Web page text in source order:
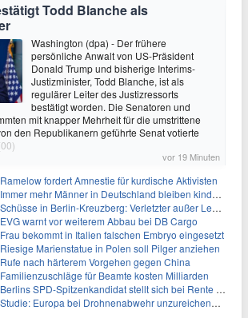
Todd Blanche als
Washington (dpa) - Der frühere
persönliche Anwalt von US-Präsident
Donald Trump und bisherige Interims-
Justizminister, Todd Blanche, ist als
regulärer Leiter des Justizressorts
bestätigt worden. Die Senatoren und
mit knapper Mehrheit für die umstrittene
den Republikanern geführte Senat votierte
vor 19 Minuten
Ramelow fordert Amnestie für kurdische Aktivisten
Immer mehr Männer in Deutschland bleiben kinderlos
Schüsse in Berlin-Kreuzberg: Verletzter außer Lebensgefahr
EVG warnt vor weiterem Abbau bei DB Cargo
Frau bekommt in Italien falschen Embryo eingesetzt
Riesige Marienstatue in Polen soll Pilger anziehen
Rufe nach härterem Vorgehen gegen China
Familienzuschläge für Beamte kosten Milliarden
Berlins SPD-Spitzenkandidat stellt sich bei Rente mit 63 quer
Studie: Europa bei Drohnenabwehr unzureichend vorbereitet